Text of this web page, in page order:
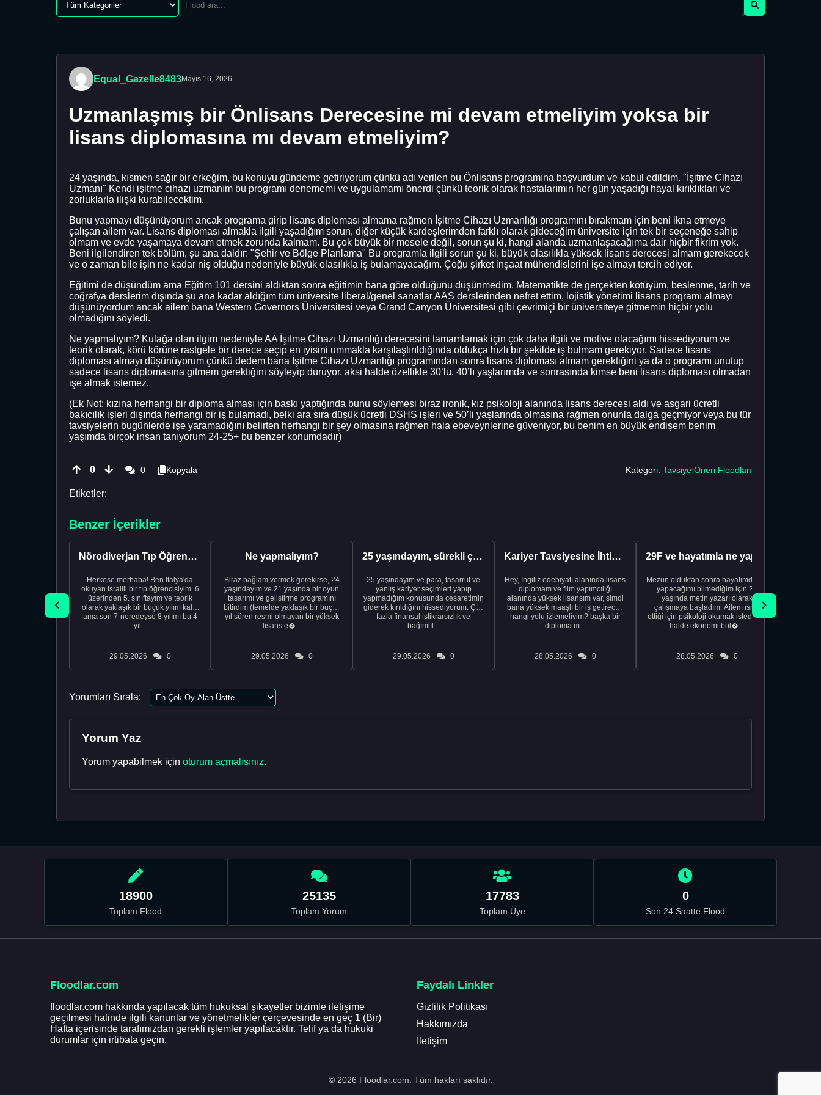
Equal_Gazelle8483Mayıs 16, 2026
Uzmanlaşmış bir Önlisans Derecesine mi devam etmeliyim yoksa bir
lisans diplomasına mı devam etmeliyim?
24 yaşında, kısmen sağır bir erkeğim, bu konuyu gündeme getiriyorum çünkü adı verilen bu Önlisans programına başvurdum ve kabul edildim. "İşitme Cihazı
Uzmanı" Kendi işitme cihazı uzmanım bu programı denememi ve uygulamamı önerdi çünkü teorik olarak hastalarımın her gün yaşadığı hayal kırıklıkları ve
zorluklarla ilişki kurabilecektim.
Bunu yapmayı düşünüyorum ancak programa girip lisans diploması almama rağmen İşitme Cihazı Uzmanlığı programını bırakmam için beni ikna etmeye
çalışan ailem var. Lisans diploması almakla ilgili yaşadığım sorun, diğer küçük kardeşlerimden farklı olarak gideceğim üniversite için tek bir seçeneğe sahip
olmam ve evde yaşamaya devam etmek zorunda kalmam. Bu çok büyük bir mesele değil, sorun şu ki, hangi alanda uzmanlaşacağıma dair hiçbir fikrim yok.
Beni ilgilendiren tek bölüm, şu ana daldır: "Şehir ve Bölge Planlama" Bu programla ilgili sorun şu ki, büyük olasılıkla yüksek lisans derecesi almam gerekecek
ve o zaman bile işin ne kadar niş olduğu nedeniyle büyük olasılıkla iş bulamayacağım. Çoğu şirket inşaat mühendislerini işe almayı tercih ediyor.
Eğitimi de düşündüm ama Eğitim 101 dersini aldıktan sonra eğitimin bana göre olduğunu düşünmedim. Matematikte de gerçekten kötüyüm, beslenme, tarih ve
coğrafya derslerim dışında şu ana kadar aldığım tüm üniversite liberal/genel sanatlar AAS derslerinden nefret ettim, lojistik yönetimi lisans programı almayı
düşünüyordum ancak ailem bana Western Governors Üniversitesi veya Grand Canyon Üniversitesi gibi çevrimiçi bir üniversiteye gitmemin hiçbir yolu
olmadığını söyledi.
Ne yapmalıyım? Kulağa olan ilgim nedeniyle AA İşitme Cihazı Uzmanlığı derecesini tamamlamak için çok daha ilgili ve motive olacağımı hissediyorum ve
teorik olarak, körü körüne rastgele bir derece seçip en iyisini ummakla karşılaştırıldığında oldukça hızlı bir şekilde iş bulmam gerekiyor. Sadece lisans
diploması almayı düşünüyorum çünkü dedem bana İşitme Cihazı Uzmanlığı programından sonra lisans diploması almam gerektiğini ya da o programı unutup
sadece lisans diplomasına gitmem gerektiğini söyleyip duruyor, aksi halde özellikle 30’lu, 40’lı yaşlarımda ve sonrasında kimse beni lisans diploması olmadan
işe almak istemez.
(Ek Not: kızına herhangi bir diploma alması için baskı yaptığında bunu söylemesi biraz ironik, kız psikoloji alanında lisans derecesi aldı ve asgari ücretli
bakıcılık işleri dışında herhangi bir iş bulamadı, belki ara sıra düşük ücretli DSHS işleri ve 50’li yaşlarında olmasına rağmen onunla dalga geçmiyor veya bu tür
tavsiyelerin bugünlerde işe yaramadığını belirten herhangi bir şey olmasına rağmen hala ebeveynlerine güveniyor, bu benim en büyük endişem benim
yaşımda birçok insan tanıyorum 24-25+ bu benzer konumdadır)
0 0 Kopyala Kategori: Tavsiye Öneri Floodları
Etiketler:
Benzer İçerikler
Nörodiverjan Tıp Öğrencisi Yeni Bir Yol Arıyor
Herkese merhaba! Ben İtalya'da
okuyan İsrailli bir tıp öğrencisiyim. 6
üzerinden 5. sınıftayım ve teorik
olarak yaklaşık bir buçuk yılım kaldı
ama son 7-neredeyse 8 yılımı bu 4
yıl...
29.05.2026 0
Ne yapmalıyım?
Biraz bağlam vermek gerekirse, 24
yaşındayım ve 21 yaşında bir oyun
tasarımı ve geliştirme programını
bitirdim (temelde yaklaşık bir buçuk
yıl süren resmi olmayan bir yüksek
lisans e�...
29.05.2026 0
25 yaşındayım, sürekli çalışıyorum ve hâlâ maddi a...
25 yaşındayım ve para, tasarruf ve
yanlış kariyer seçimleri yapıp
yapmadığım konusunda cesaretimin
giderek kırıldığını hissediyorum. Çok
fazla finansal istikrarsızlık ve
bağımlıl...
29.05.2026 0
Kariyer Tavsiyesine İhtiyacınız Var
Hey, İngiliz edebiyatı alanında lisans
diplomam ve film yapımcılığı
alanında yüksek lisansım var, şimdi
bana yüksek maaşlı bir iş getirecek
hangi yolu izlemeliyim? başka bir
diploma m...
28.05.2026 0
Mezun olduktan sonra hayatımda ne
yapacağımı bilmediğim için 20
yaşında metin yazarı olarak
çalışmaya başladım. Ailem ısrar
ettiği için psikoloji okumak istediğim
halde ekonomi böl�...
28.05.2026 0
Yorumları Sırala:
Yorum Yaz
Yorum yapabilmek için oturum açmalısınız.
18900
Toplam Flood
25135
Toplam Yorum
17783
Toplam Üye
0
Son 24 Saatte Flood
Floodlar.com
floodlar.com hakkında yapılacak tüm hukuksal şikayetler bizimle iletişime
geçilmesi halinde ilgili kanunlar ve yönetmelikler çerçevesinde en geç 1 (Bir)
Hafta içerisinde tarafımızdan gerekli işlemler yapılacaktır. Telif ya da hukuki
durumlar için irtibata geçin.
Faydalı Linkler
Gizlilik Politikası
Hakkımızda
İletişim
© 2026 Floodlar.com. Tüm hakları saklıdır.